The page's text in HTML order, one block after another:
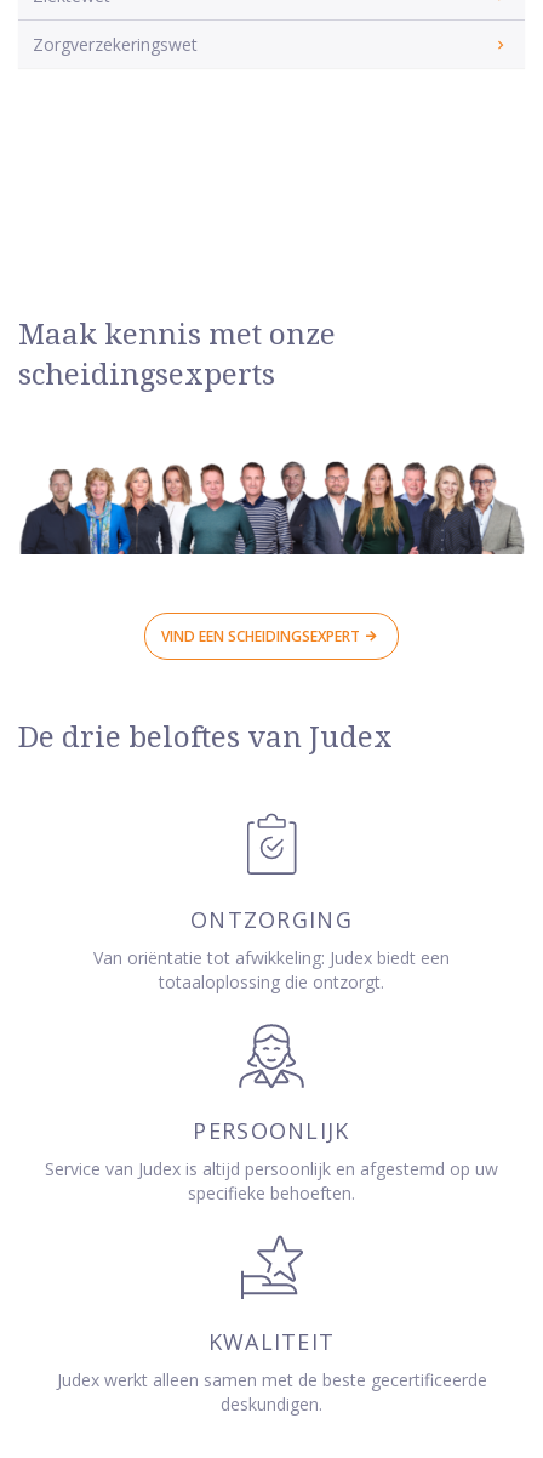
Zorgverzekeringswet
Maak kennis met onze
scheidingsexperts
VIND EEN SCHEIDINGSEXPERT
De drie beloftes van Judex
ONTZORGING
Van oriëntatie tot afwikkeling: Judex biedt een
totaaloplossing die ontzorgt.
PERSOONLIJK
Service van Judex is altijd persoonlijk en afgestemd op uw
specifieke behoeften.
KWALITEIT
Judex werkt alleen samen met de beste gecertificeerde
deskundigen.